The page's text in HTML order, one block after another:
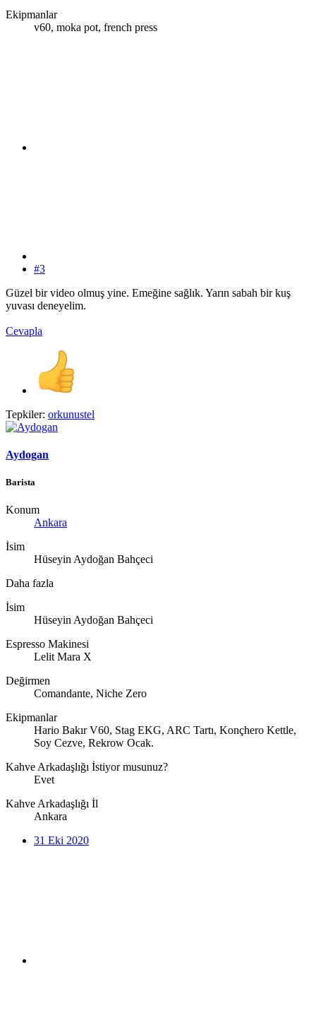
Ekipmanlar
v60, moka pot, french press
#3
Güzel bir video olmuş yine. Emeğine sağlık. Yarın sabah bir kuş
yuvası deneyelim.
Cevapla
Tepkiler: orkunustel
Aydogan
Barista
Konum
Ankara
İsim
Hüseyin Aydoğan Bahçeci
Daha fazla
İsim
Hüseyin Aydoğan Bahçeci
Espresso Makinesi
Lelit Mara X
Değirmen
Comandante, Niche Zero
Ekipmanlar
Hario Bakır V60, Stag EKG, ARC Tartı, Konçhero Kettle,
Soy Cezve, Rekrow Ocak.
Kahve Arkadaşlığı İstiyor musunuz?
Evet
Kahve Arkadaşlığı İl
Ankara
31 Eki 2020